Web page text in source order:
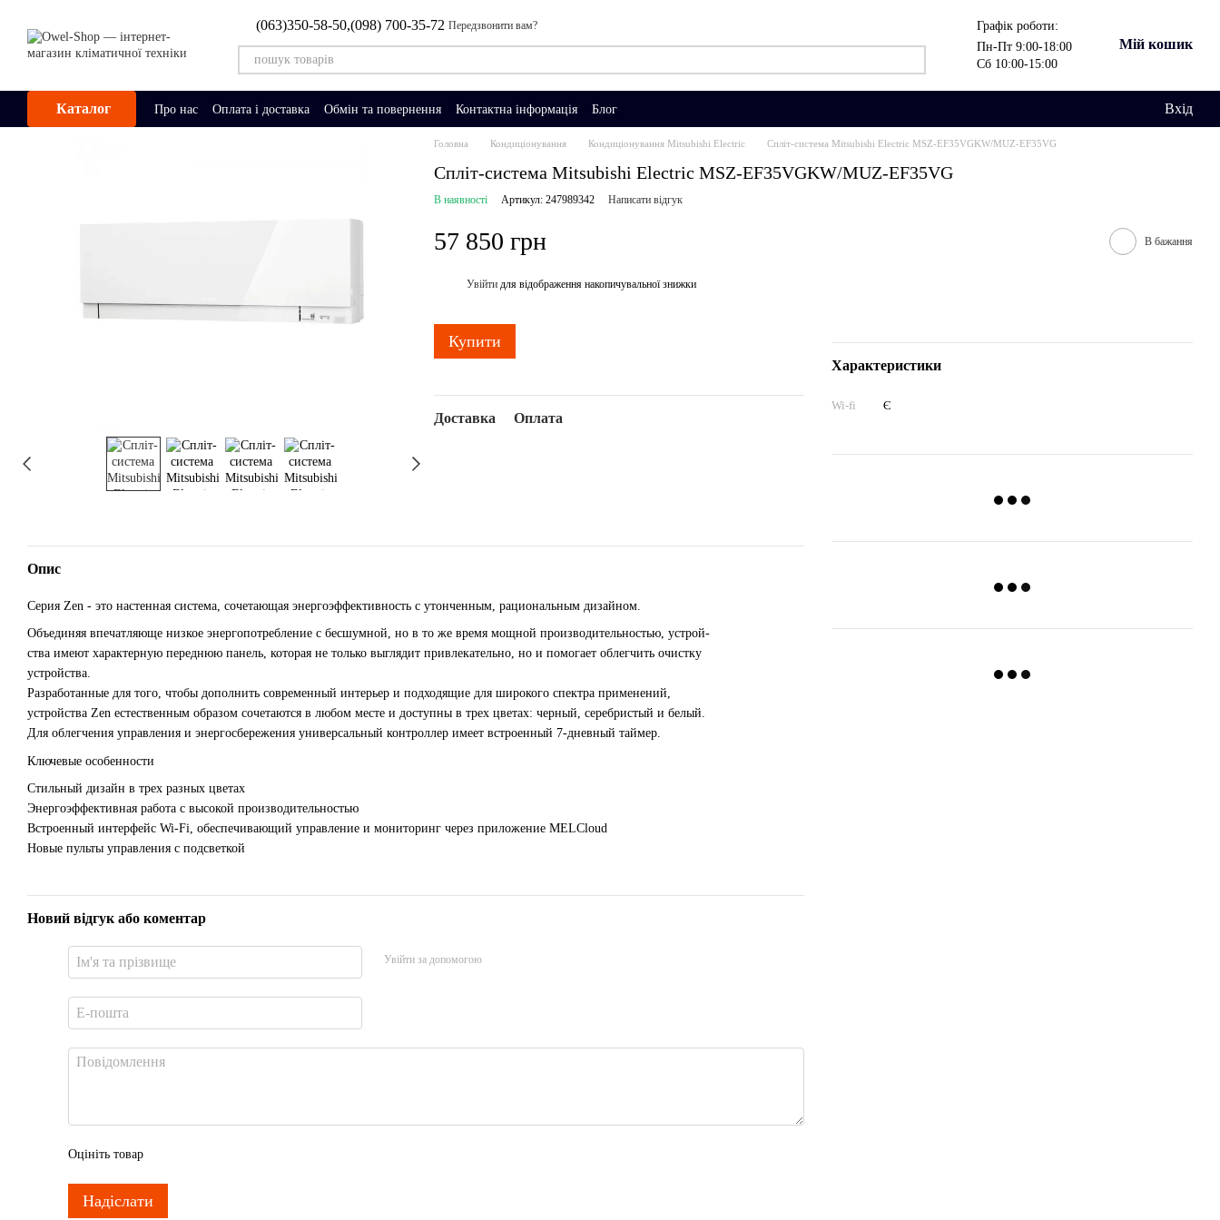
(063)350-58-50,(098) 700-35-72 Передзвонити вам?
Графік роботи:
Пн-Пт 9:00-18:00
Сб 10:00-15:00
Мій кошик
Каталог Про нас Оплата і доставка Обмін та повернення Контактна інформація Блог Вхід
Головна Кондиціонування Кондиціонування Mitsubishi Electric Спліт-система Mitsubishi Electric MSZ-EF35VGKW/MUZ-EF35VG
Спліт-система Mitsubishi Electric MSZ-EF35VGKW/MUZ-EF35VG
В наявності Артикул: 247989342 Написати відгук
57 850 грн В бажання
Увійти для відображення накопичувальної знижки
Купити
Доставка Оплата
Характеристики
Wi-fi Є
Опис
Серия Zen - это настенная система, сочетающая энергоэффективность с утонченным, рациональным дизайном.
Объединяя впечатляюще низкое энергопотребление с бесшумной, но в то же время мощной производительностью, устрой-
ства имеют характерную переднюю панель, которая не только выглядит привлекательно, но и помогает облегчить очистку
устройства.
Разработанные для того, чтобы дополнить современный интерьер и подходящие для широкого спектра применений,
устройства Zen естественным образом сочетаются в любом месте и доступны в трех цветах: черный, серебристый и белый.
Для облегчения управления и энергосбережения универсальный контроллер имеет встроенный 7-дневный таймер.
Ключевые особенности
Стильный дизайн в трех разных цветах
Энергоэффективная работа с высокой производительностью
Встроенный интерфейс Wi-Fi, обеспечивающий управление и мониторинг через приложение MELCloud
Новые пульты управления с подсветкой
Новий відгук або коментар
Увійти за допомогою
Оцініть товар
Надіслати